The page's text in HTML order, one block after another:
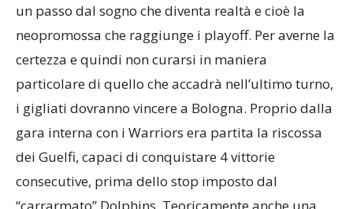
un passo dal sogno che diventa realtà e cioè la
neopromossa che raggiunge i playoff. Per averne la
certezza e quindi non curarsi in maniera
particolare di quello che accadrà nell’ultimo turno,
i gigliati dovranno vincere a Bologna. Proprio dalla
gara interna con i Warriors era partita la riscossa
dei Guelfi, capaci di conquistare 4 vittorie
consecutive, prima dello stop imposto dal
“carrarmato” Dolphins. Teoricamente anche una